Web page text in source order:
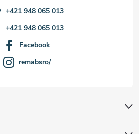
+421 948 065 013
+421 948 065 013
Facebook
remabsro/